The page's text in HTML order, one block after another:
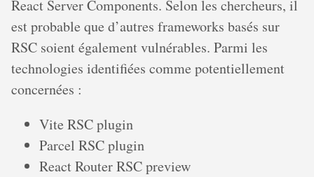
React Server Components. Selon les chercheurs, il
est probable que d’autres frameworks basés sur
RSC soient également vulnérables. Parmi les
technologies identifiées comme potentiellement
concernées :
Vite RSC plugin
Parcel RSC plugin
React Router RSC preview